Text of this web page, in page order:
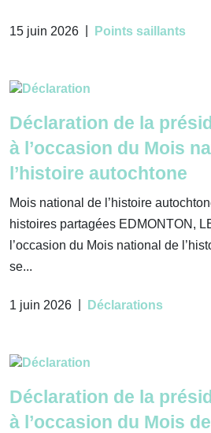
15 juin 2026 Points saillants
Déclaration de la
à l’occasion du Mois
l’histoire autochtone
Mois national de l’histoire
histoires partagées EDMONTON,
l’occasion du Mois national de
se...
1 juin 2026 Déclarations
Déclaration de la
à l’occasion du Mois